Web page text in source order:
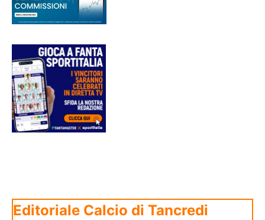
Editoriale Calcio di Tancredi